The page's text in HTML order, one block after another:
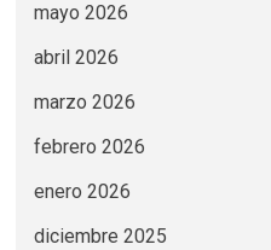
mayo 2026
abril 2026
marzo 2026
febrero 2026
enero 2026
diciembre 2025